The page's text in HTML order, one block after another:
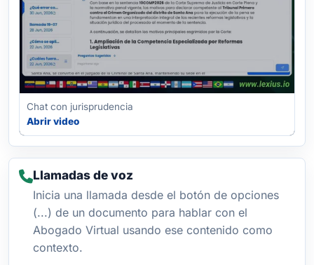
Chat con jurisprudencia
Abrir video
Llamadas de voz
Inicia una llamada desde el botón de opciones
(...) de un documento para hablar con el
Abogado Virtual usando ese contenido como
contexto.